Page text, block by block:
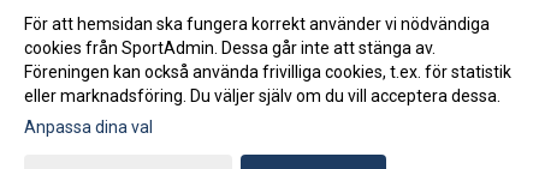
Gå till Webbversion
För att hemsidan ska fungera korrekt använder vi nödvändiga
cookies från SportAdmin. Dessa går inte att stänga av.
Föreningen kan också använda frivilliga cookies, t.ex. för statistik
eller marknadsföring. Du väljer själv om du vill acceptera dessa.
Anpassa dina val